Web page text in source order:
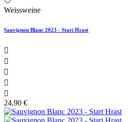
Weissweine
Sauvignon Blanc 2023 - Stari Hrast





24,90 €